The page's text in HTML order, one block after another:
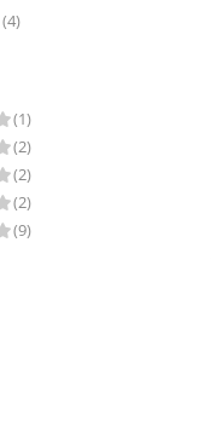
(4)
(1)
(2)
(2)
(2)
(9)